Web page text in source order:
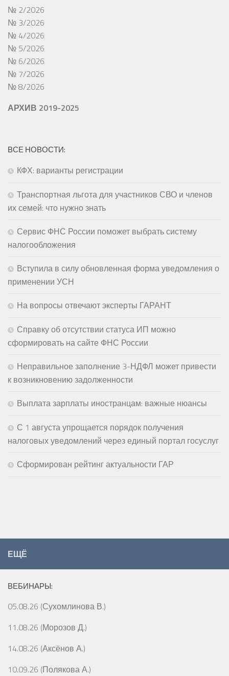
№ 2/2026
№ 3/2026
№ 4/2026
№ 5/2026
№ 6/2026
№ 7/2026
№ 8/2026
АРХИВ 2019-2025
ВСЕ НОВОСТИ:
КФХ: варианты регистрации
Транспортная льгота для участников СВО и членов
их семей: что нужно знать
Сервис ФНС России поможет выбрать систему
налогообложения
Вступила в силу обновленная форма уведомления о
применении УСН
На вопросы отвечают эксперты ГАРАНТ
Справку об отсутствии статуса ИП можно
сформировать на сайте ФНС России
Неправильное заполнение 3-НДФЛ может привести
к возникновению задолженности
Выплата зарплаты иностранцам: важные нюансы
С 1 августа упрощается порядок получения
налоговых уведомлений через единый портал госуслуг
Сформирован рейтинг актуальности ГАР
ЕЩЁ
ВЕБИНАРЫ:
05.08.26 (Сухомлинова В.)
11.08.26 (Морозов Д.)
14.08.26 (Аксёнов А.)
10.09.26 (Полякова А.)